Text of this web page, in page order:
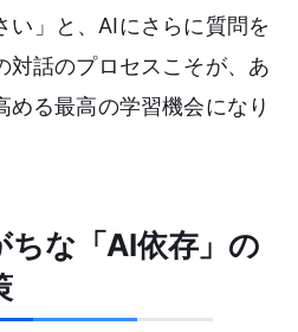
い」と、AIにさらに質問を
対話のプロセスこそが、あ
める最高の学習機会になり
ちな「AI依存」の